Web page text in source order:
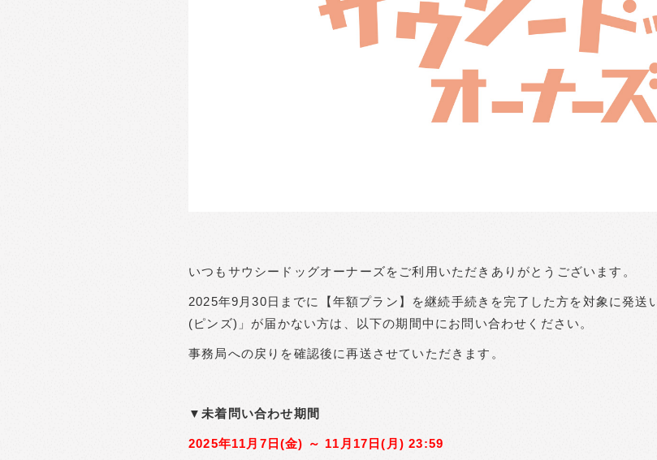
いつもサウシードッグオーナーズをご利用いただきありがとうございます。
2025年9月30日までに【年額プラン】を継続手続きを完了した方を対象に発送
(ピンズ)」が届かない方は、以下の期間中にお問い合わせください。
事務局への戻りを確認後に再送させていただきます。
▼未着問い合わせ期間
2025年11月7日(金) ～ 11月17日(月) 23:59